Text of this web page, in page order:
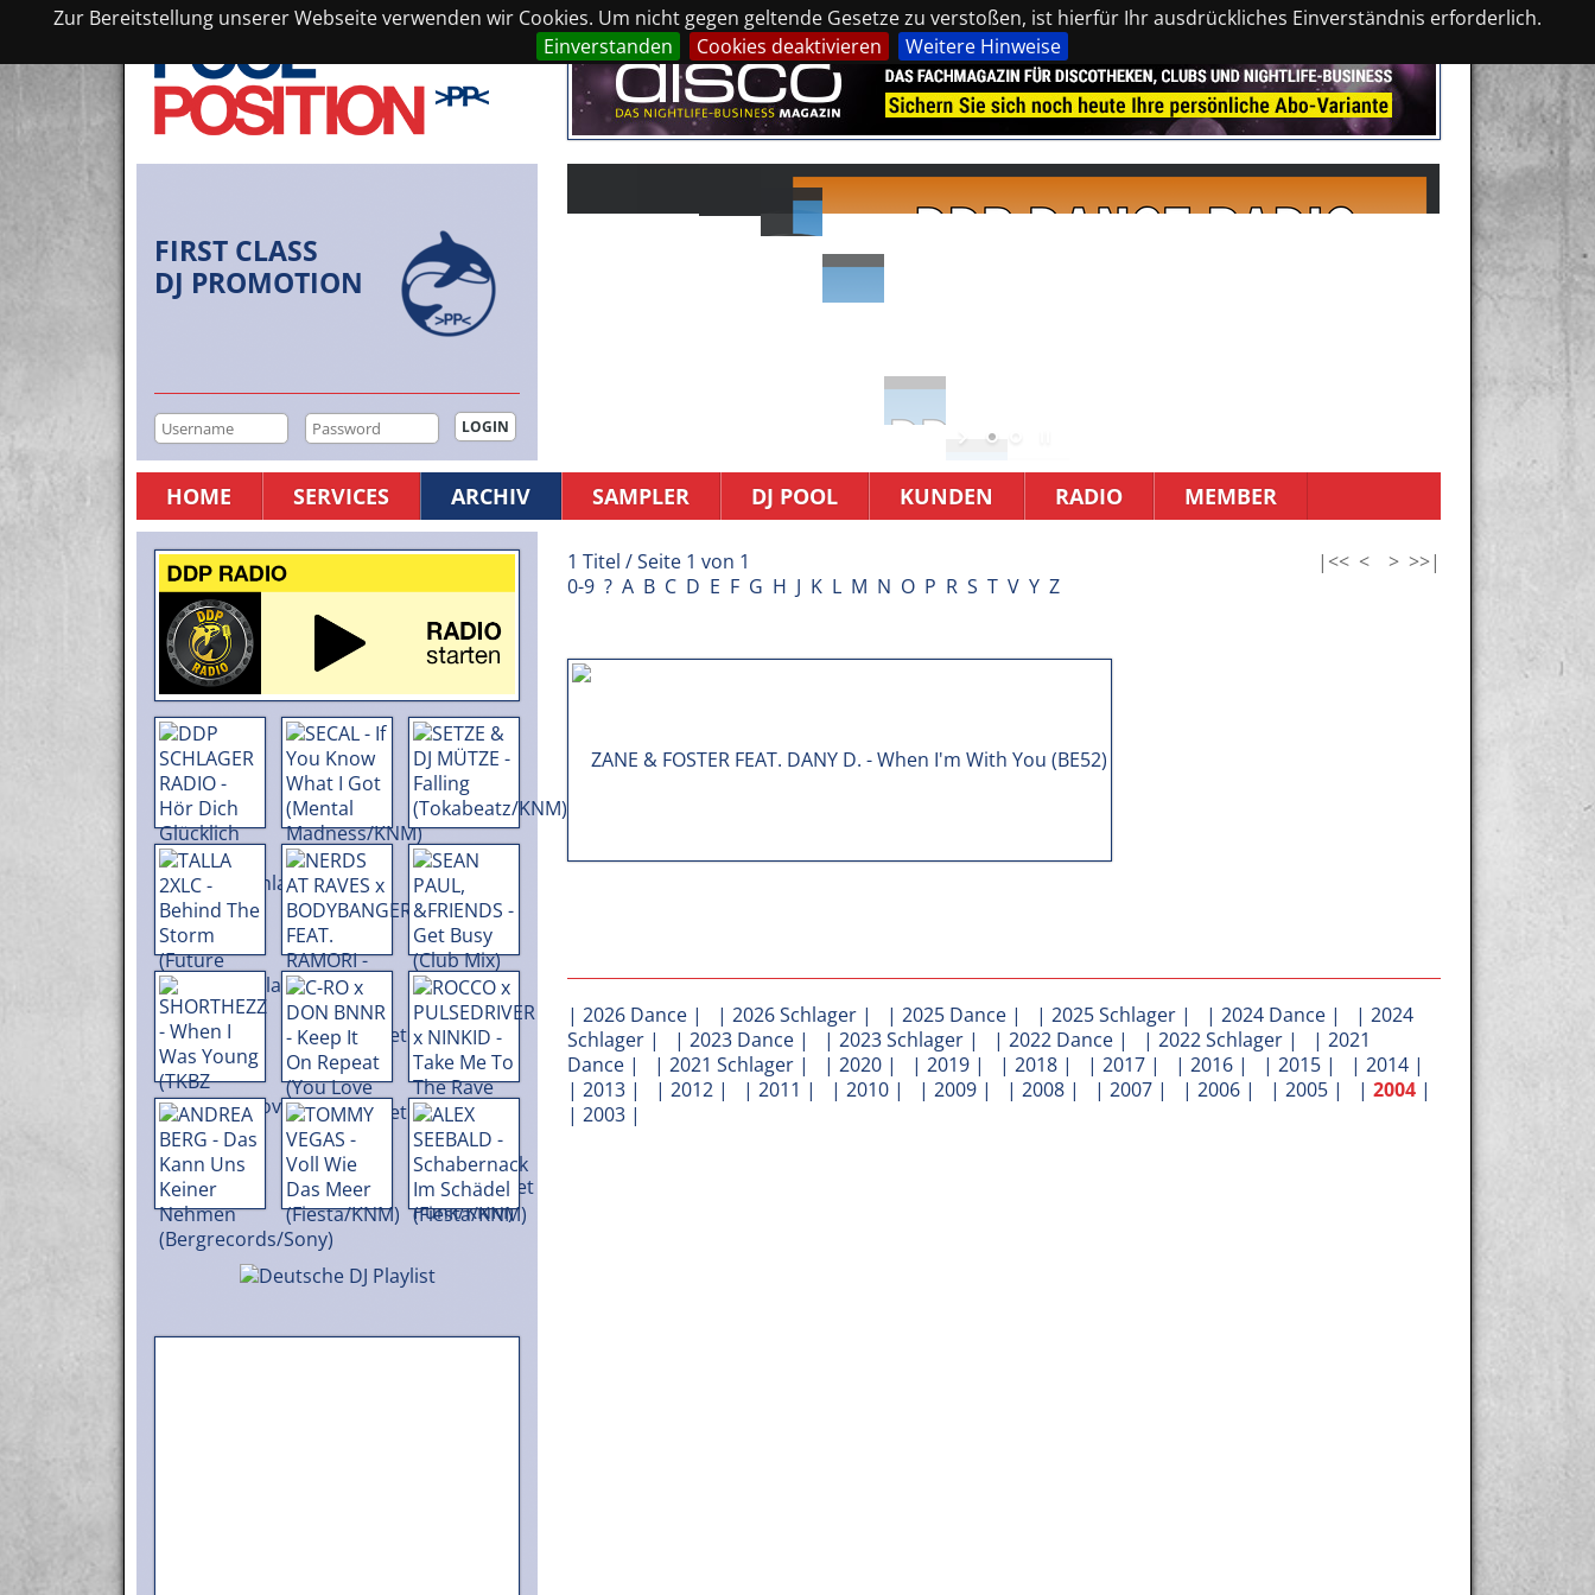
Zur Bereitstellung unserer Webseite verwenden wir Cookies. Um nicht gegen geltende Gesetze zu verstoßen, ist hierfür Ihr ausdrückliches Einverständnis erforderlich.
Einverstanden
Cookies deaktivieren Weitere Hinweise
FIRST CLASS
DJ PROMOTION
HOME SERVICES ARCHIV SAMPLER DJ POOL KUNDEN RADIO MEMBER
1 Titel / Seite 1 von 1 |<< < > >>|
0-9 ? A B C D E F G H J K L M N O P R S T V Y Z
| 2026 Dance | | 2026 Schlager | | 2025 Dance | | 2025 Schlager | | 2024 Dance | | 2024
Schlager | | 2023 Dance | | 2023 Schlager | | 2022 Dance | | 2022 Schlager | | 2021
Dance | | 2021 Schlager | | 2020 | | 2019 | | 2018 | | 2017 | | 2016 | | 2015 | | 2014 |
| 2013 | | 2012 | | 2011 | | 2010 | | 2009 | | 2008 | | 2007 | | 2006 | | 2005 | | 2004 |
| 2003 |